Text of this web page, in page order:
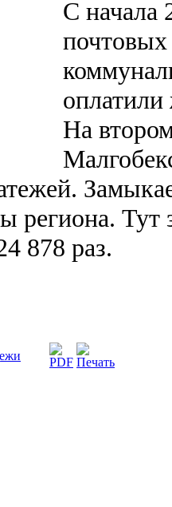
С начала
почтовых
оплатили
На
региона. Тут
878 раз.